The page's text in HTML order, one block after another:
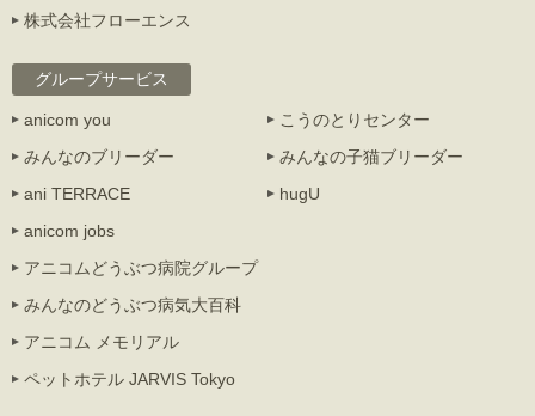
株式会社フローエンス
グループサービス
anicom you
こうのとりセンター
みんなのブリーダー
みんなの子猫ブリーダー
ani TERRACE
hugU
anicom jobs
アニコムどうぶつ病院グループ
みんなのどうぶつ病気大百科
アニコム メモリアル
ペットホテル JARVIS Tokyo